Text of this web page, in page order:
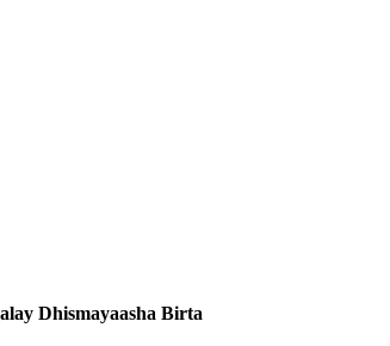
Dhismayaasha Birta